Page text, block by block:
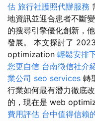
估 旅行社護照代辦服務
地資訊並迎合患者不斷
的搜尋引擎優化創新，
發展。 本文探討了
optimization 輕鬆安排
您更自信 台南徵信社介
業公司 seo services 轉
行業如何最有潛力徹底
的，現在是 web
費用評估 台中值得信賴